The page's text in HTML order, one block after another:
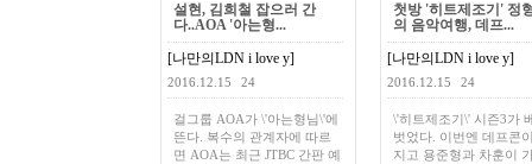
설현, 김희철 잡으러 간
다..AOA '아는형...
[나만의LDN i love y]
2016.12.15 24
걸그룹 AOA가 \'아는형님\'에
뜬다. 복수의 관계자에 따르
면 AOA는 최근 JTBC 간판 예
첫방 '히트제조기' 정
의 음악여행, 데프...
[나만의LDN i love y]
2016.12.15 24
\'히트제조기\' 시즌3가
벗었다. 이번엔 데프콘
지고 용준형과 차훈이